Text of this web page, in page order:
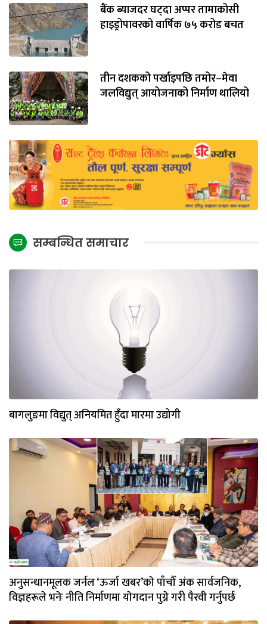
बैंक ब्याजदर घट्दा अप्पर तामाकोसी
हाइड्रोपावरको वार्षिक ७५ करोड बचत
तीन दशकको पर्खाइपछि तमोर–मेवा
जलविद्युत् आयोजनाको निर्माण थालियो
सम्बन्धित समाचार
बागलुङमा विद्युत् अनियमित हुँदा मारमा उद्योगी
अनुसन्धानमूलक जर्नल ‘ऊर्जा खबर’काे पाँचौँ अंक सार्वजनिक,
विज्ञहरूले भनेः नीति निर्माणमा याेगदान पुग्ने गरी पैरवी गर्नुपर्छ